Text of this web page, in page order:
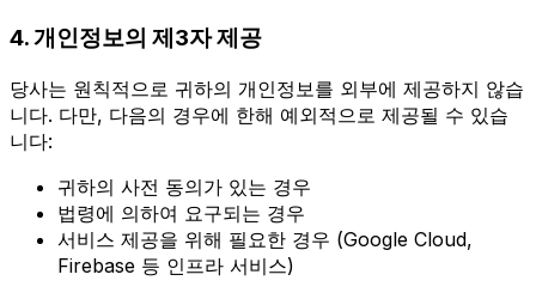
4. 개인정보의 제3자 제공
당사는 원칙적으로 귀하의 개인정보를 외부에 제공하지 않습
니다. 다만, 다음의 경우에 한해 예외적으로 제공될 수 있습
니다:
귀하의 사전 동의가 있는 경우
법령에 의하여 요구되는 경우
서비스 제공을 위해 필요한 경우 (Google Cloud,
Firebase 등 인프라 서비스)